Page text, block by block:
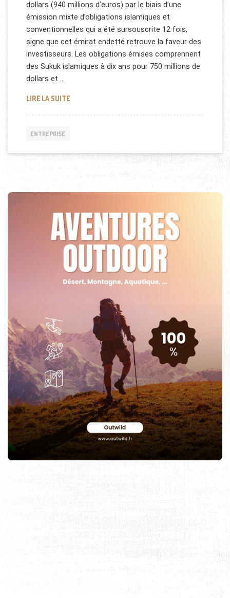
dollars (940 millions d’euros) par le biais d’une
émission mixte d’obligations islamiques et
conventionnelles qui a été sursouscrite 12 fois,
signe que cet émirat endetté retrouve la faveur des
investisseurs. Les obligations émises comprennent
des Sukuk islamiques à dix ans pour 750 millions de
dollars et …
LIRE LA SUITEEMISSION MIXTE D'OBLIGATIONS ISLAMIQUES À
ENTREPRISE